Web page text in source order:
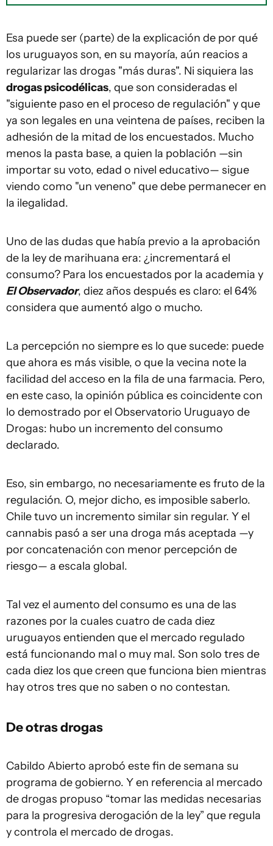
Esa puede ser (parte) de la explicación de por qué
los uruguayos son, en su mayoría, aún reacios a
regularizar las drogas "más duras". Ni siquiera las
drogas psicodélicas, que son consideradas el
"siguiente paso en el proceso de regulación" y que
ya son legales en una veintena de países, reciben la
adhesión de la mitad de los encuestados. Mucho
menos la pasta base, a quien la población —sin
importar su voto, edad o nivel educativo— sigue
viendo como "un veneno" que debe permanecer en
la ilegalidad.
Uno de las dudas que había previo a la aprobación
de la ley de marihuana era: ¿incrementará el
consumo? Para los encuestados por la academia y
El Observador, diez años después es claro: el 64%
considera que aumentó algo o mucho.
La percepción no siempre es lo que sucede: puede
que ahora es más visible, o que la vecina note la
facilidad del acceso en la fila de una farmacia. Pero,
en este caso, la opinión pública es coincidente con
lo demostrado por el Observatorio Uruguayo de
Drogas: hubo un incremento del consumo
declarado.
Eso, sin embargo, no necesariamente es fruto de la
regulación. O, mejor dicho, es imposible saberlo.
Chile tuvo un incremento similar sin regular. Y el
cannabis pasó a ser una droga más aceptada —y
por concatenación con menor percepción de
riesgo— a escala global.
Tal vez el aumento del consumo es una de las
razones por la cuales cuatro de cada diez
uruguayos entienden que el mercado regulado
está funcionando mal o muy mal. Son solo tres de
cada diez los que creen que funciona bien mientras
hay otros tres que no saben o no contestan.
De otras drogas
Cabildo Abierto aprobó este fin de semana su
programa de gobierno. Y en referencia al mercado
de drogas propuso “tomar las medidas necesarias
para la progresiva derogación de la ley” que regula
y controla el mercado de drogas.